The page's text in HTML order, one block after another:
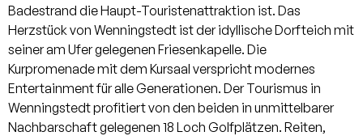
Badestrand die Haupt-Touristenattraktion ist. Das
Herzstück von Wenningstedt ist der idyllische Dorfteich mit
seiner am Ufer gelegenen Friesenkapelle. Die
Kurpromenade mit dem Kursaal verspricht modernes
Entertainment für alle Generationen. Der Tourismus in
Wenningstedt profitiert von den beiden in unmittelbarer
Nachbarschaft gelegenen 18 Loch Golfplätzen. Reiten,